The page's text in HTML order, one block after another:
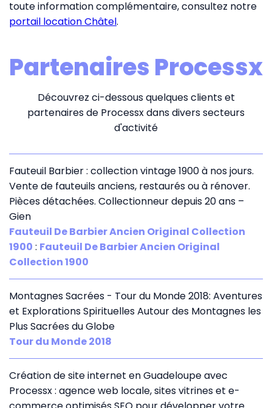
toute information complémentaire, consultez notre
portail location Châtel.
Partenaires Processx
Découvrez ci-dessous quelques clients et
partenaires de Processx dans divers secteurs
d'activité
Fauteuil Barbier : collection vintage 1900 à nos jours.
Vente de fauteuils anciens, restaurés ou à rénover.
Pièces détachées. Collectionneur depuis 20 ans –
Gien
Fauteuil De Barbier Ancien Original Collection
1900 : Fauteuil De Barbier Ancien Original
Collection 1900
Montagnes Sacrées - Tour du Monde 2018: Aventures
et Explorations Spirituelles Autour des Montagnes les
Plus Sacrées du Globe
Tour du Monde 2018
Création de site internet en Guadeloupe avec
Processx : agence web locale, sites vitrines et e-